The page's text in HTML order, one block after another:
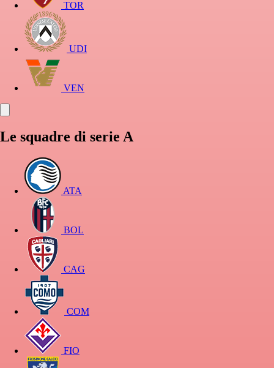
TOR
UDI
VEN
Le squadre di serie A
ATA
BOL
CAG
COM
FIO